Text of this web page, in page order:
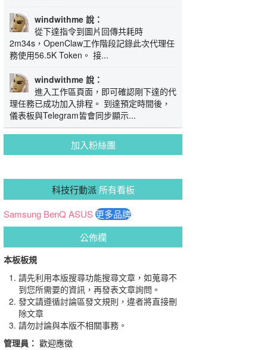
windwithme 說：
從下達指令到圖片回傳共耗時
2m34s，OpenClaw工作階段記錄此次代理任
務使用56.5K Token。 接...
windwithme 說：
進入工作區頁面，即可確認剛下達的代
理任務已成功加入排程。 到達預定時間後，
儀表板與Telegram皆會同步顯示...
加入粉絲團
科技行動派 所有看板
Samsung BenQ ASUS更多品牌
公佈欄
本板板規
請先利用本版搜尋功能搜尋文章，如蒐尋不
到您所需要的資訊，再發表文章詢問。
發文請遵循討論區發文規則，違者將直接刪
除文章
請勿討論與本版不相關事務。
管理員： 歡迎應徵